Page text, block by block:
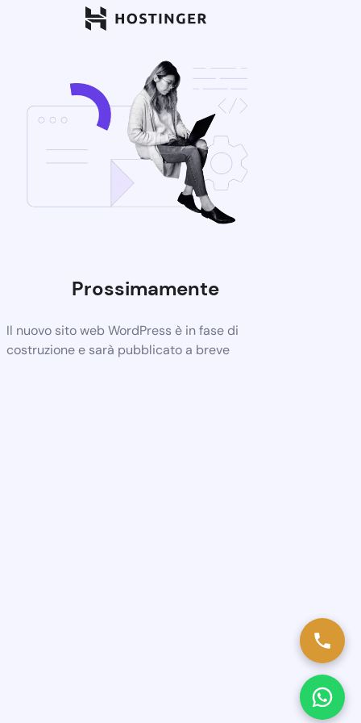
Prossimamente
Il nuovo sito web WordPress è in fase di
costruzione e sarà pubblicato a breve